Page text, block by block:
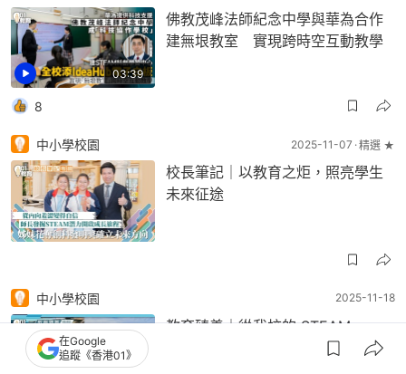
03:39
佛教茂峰法師紀念中學與華為合作
建無垠教室 實現跨時空互動教學
8
中小學校園 2025-11-07 精選 ★
校長筆記｜以教育之炬，照亮學生
未來征途
中小學校園 2025-11-18
教育臻善｜從我校的 STEAM
在Google
追蹤《香港01》